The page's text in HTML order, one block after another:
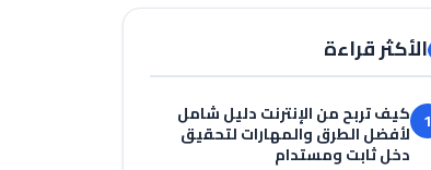
الأكثر قراءة
1 كيف تربح من الإنترنت دليل شامل
لأفضل الطرق والمهارات لتحقيق
دخل ثابت ومستدام